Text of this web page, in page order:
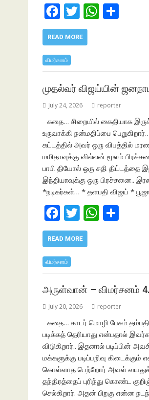
F
ac
e
b
o
o
k
T
w
itt
W
A
p
p
READ MORE
விமர்சனம்
முதல்வர் விஜய்யின்
July 24, 2026 reporter
கதை… சிறையில் கைதியாக
உருவாக்கி நன்மதிப்பை
கட்டத்தில் அவர் ஒரு விபத்தில்
மமிதாவுக்கு வில்லன் மூலம்
பாபி தியோல் ஒரு சதி திட்டத்தை
இந்தியாவுக்கு ஒரு பிரச்சனை..
*நடிகர்கள்… * தளபதி விஜய் *
F
ac
e
b
o
o
k
T
w
itt
W
h
A
p
p
READ MORE
விமர்சனம்
அருள்வான் – விமர்சனம்
July 20, 2026 reporter
கதை… காடர் மொழி பேசும்
படிக்கத் தெரியாது என்பதால்
விடுகிறார்.. இதனால் படிப்பின்
மக்களுக்கு படிப்பறிவு
கொள்ளாத பெற்றோர் அவள்
தந்திரத்தைப் புரிந்து கொண்ட
செல்கிறார். அதன் பிறகு என்ன